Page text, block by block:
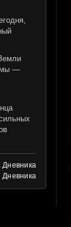
—
Дневника
Дневника